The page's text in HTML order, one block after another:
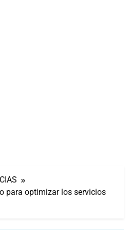
para optimizar los servicios